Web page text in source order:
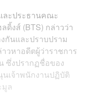
ละประธานคณะ
ดิ้งส์ (BTS) กล่าวว่า
นและปราบปราม
วหาอดีตผู้ว่าราชการ
ซึ่งปรากฏชื่อของ
เจ้าพนักงานปฏิบัติ
ล